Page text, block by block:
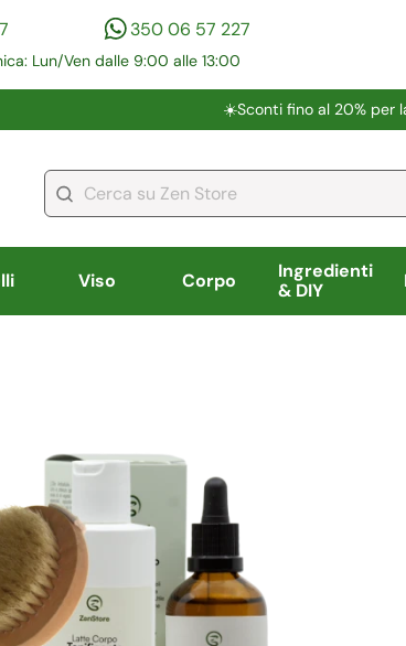
350 06 57 227
Lun/Ven dalle 9:00 alle 13:00
☀️​Sconti fino al 20% per
Viso Corpo
Ingredienti
& DIY